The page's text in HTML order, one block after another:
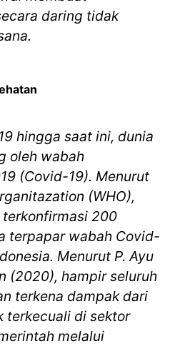
daring tidak
hingga saat ini, dunia
oleh wabah
(Covid-19). Menurut
(WHO),
200
terpapar wabah Covid-
Menurut P. Ayu
(2020), hampir seluruh
terkena dampak dari
terkecuali di sektor
melalui